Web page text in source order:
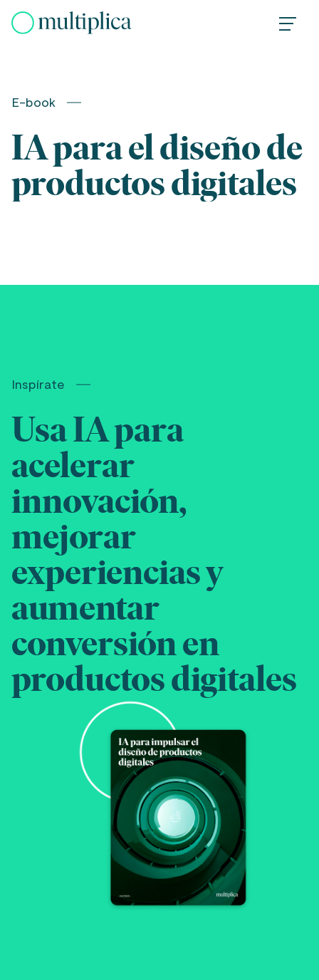
E-book
IA para el diseño de
productos digitales
Inspírate
Usa IA para
acelerar
innovación,
mejorar
experiencias y
aumentar
conversión en
productos digitales